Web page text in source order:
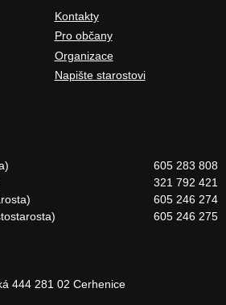
Kontakty
Pro občany
Organizace
Napište starostovi
605 283 808
321 792 421
605 246 274
605 246 275
444281 02 Cerhenice